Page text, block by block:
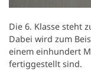
Die 6. Klasse steht
Dabei wird zum
einem einhundert
fertiggestellt sind.